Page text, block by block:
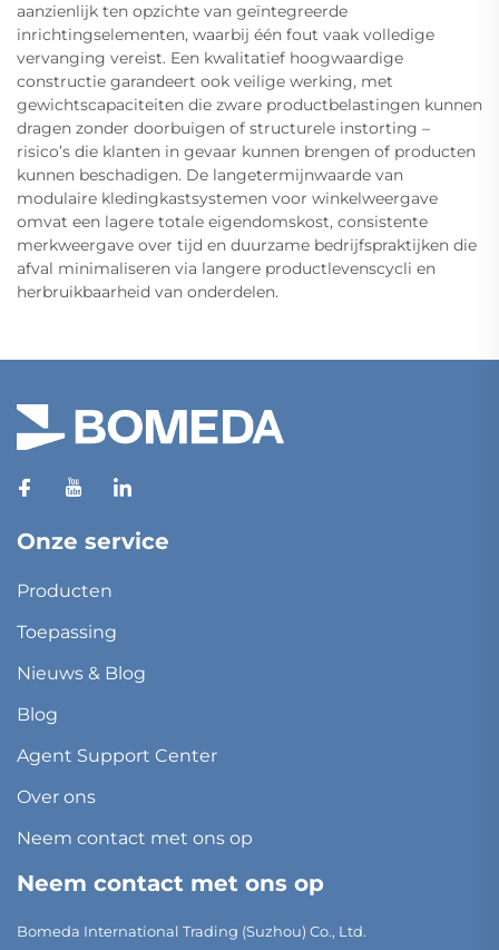
aanzienlijk ten opzichte van geïntegreerde
inrichtingselementen, waarbij één fout vaak volledige
vervanging vereist. Een kwalitatief hoogwaardige
constructie garandeert ook veilige werking, met
gewichtscapaciteiten die zware productbelastingen kunnen
dragen zonder doorbuigen of structurele instorting –
risico’s die klanten in gevaar kunnen brengen of producten
kunnen beschadigen. De langetermijnwaarde van
modulaire kledingkastsystemen voor winkelweergave
omvat een lagere totale eigendomskost, consistente
merkweergave over tijd en duurzame bedrijfspraktijken die
afval minimaliseren via langere productlevenscycli en
herbruikbaarheid van onderdelen.
Onze service
Producten
Toepassing
Nieuws & Blog
Blog
Agent Support Center
Over ons
Neem contact met ons op
Neem contact met ons op
Bomeda International Trading (Suzhou) Co., Ltd.